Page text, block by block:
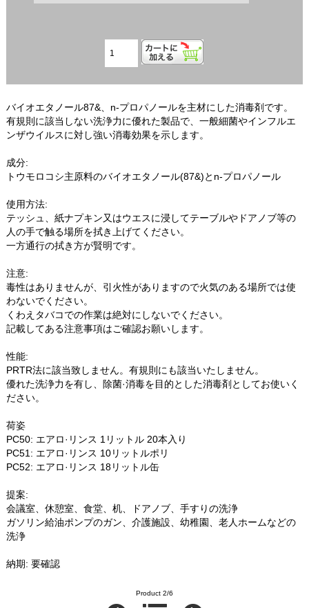
バイオエタノール87&、n-プロパノールを主材にした消毒剤です。
有規則に該当しない洗浄力に優れた製品で、一般細菌やインフルエ
ンザウイルスに対し強い消毒効果を示します。
成分:
トウモロコシ主原料のバイオエタノール(87&)とn-プロパノール
使用方法:
テッシュ、紙ナプキン又はウエスに浸してテーブルやドアノブ等の
人の手で触る場所を拭き上げてください。
一方通行の拭き方が賢明です。
注意:
毒性はありませんが、引火性がありますので火気のある場所では使
わないでください。
くわえタバコでの作業は絶対にしないでください。
記載してある注意事項はご確認お願いします。
性能:
PRTR法に該当致しません。有規則にも該当いたしません。
優れた洗浄力を有し、除菌·消毒を目的とした消毒剤としてお使いく
ださい。
荷姿
PC50: エアロ·リンス 1リットル 20本入り
PC51: エアロ·リンス 10リットルポリ
PC52: エアロ·リンス 18リットル缶
提案:
会議室、休憩室、食堂、机、ドアノブ、手すりの洗浄
ガソリン給油ポンプのガン、介護施設、幼稚園、老人ホームなどの
洗浄
納期: 要確認
Product 2/6